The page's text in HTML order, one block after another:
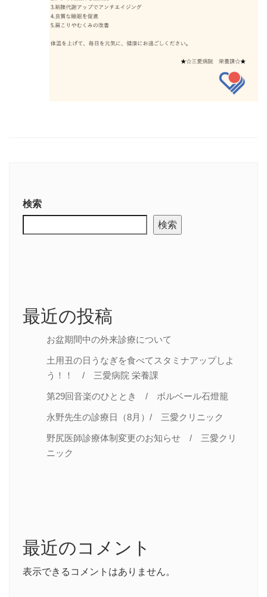
検索
検索
最近の投稿
お盆期間中の外来診療について
土用丑の日うなぎを食べてスタミナアップしよ
う！！ / 三愛病院 栄養課
第29回音楽のひととき / ボルベール石燈籠
永野先生の診療日（8月）/ 三愛クリニック
野尻医師診療体制変更のお知らせ / 三愛クリ
ニック
最近のコメント
表示できるコメントはありません。